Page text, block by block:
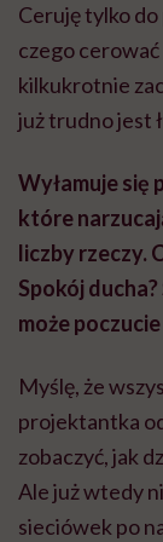
Ceruję tylko
czego
kilkukrotnie
już trudno jest
Wyłamuje się
które
liczby rzeczy.
Spokój
może
Myślę, że
projektantka
zobaczyć, jak
Ale już wtedy
sieciówek po